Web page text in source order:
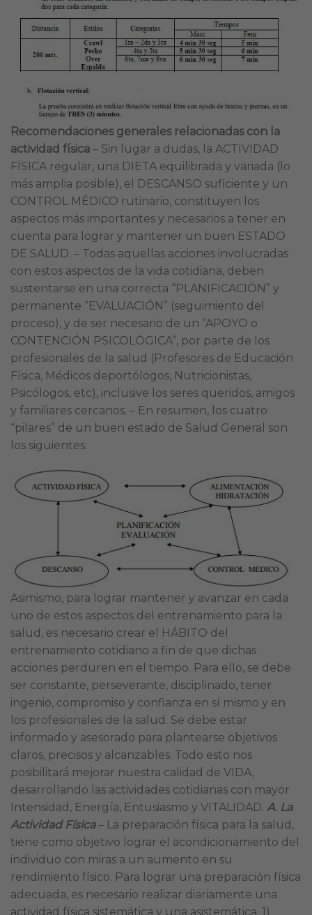
Recomendaciones generales relacionadas con la
actividad física – Sin lugar a dudas, la ACTIVIDAD
FÍSICA regular, una DIETA equilibrada y variada (lo
más amplia posible), el DESCANSO suficiente y un
CONTROL MÉDICO rutinario, constituyen los
aspectos más importantes y necesarios a tener en
cuenta para lograr y mantener un buen ESTADO
DE SALUD. – Todas aquellas acciones involucradas
con estos aspectos de la vida cotidiana, deben
sustentarse en una correcta “PLANIFICACIÓN” y
permanente “EVALUACIÓN” (seguimiento del
proceso), y de ser necesario de un “APOYO o
CONTENCIÓN PSICOLÓGICA”, por parte de los
profesionales de la salud (Profesores de Educación
Física, Médicos deportólogos, Nutricionistas,
Psicólogos, etc), inclusive los seres queridos, amigos
y familiares cercanos. – En resumen, los cuatro
“pilares” de un buen estado de Salud General son
los siguientes:
Asimismo, para lograr mantener y avanzar en cada
uno de estos aspectos del entrenamiento para la
salud, es necesario crear el HÁBITO del
entrenamiento cotidiano a fin de que dichas
acciones perduren en el tiempo. Para ello, se debe
ser constante, perseverante, disciplinado, tener
ingenio, compromiso y confianza en sí mismo y en
los profesionales de la salud. Se debe estar
informado y asesorado para plantearse objetivos
claros, precisos y alcanzables. Todo esto nos
posibilitará mejorar nuestra calidad de VIDA,
desarrollando las actividades cotidianas con mayor
Intensidad, Energía, Entusiasmo y VITALIDAD. A. La
Actividad Física– La preparación física para la salud,
tiene como objetivo lograr el acondicionamiento del
individuo con miras a un aumento en su
rendimiento físico. Para lograr una preparación física
adecuada, es necesario realizar diariamente una
actividad física sistemática y una asistemática. 1)